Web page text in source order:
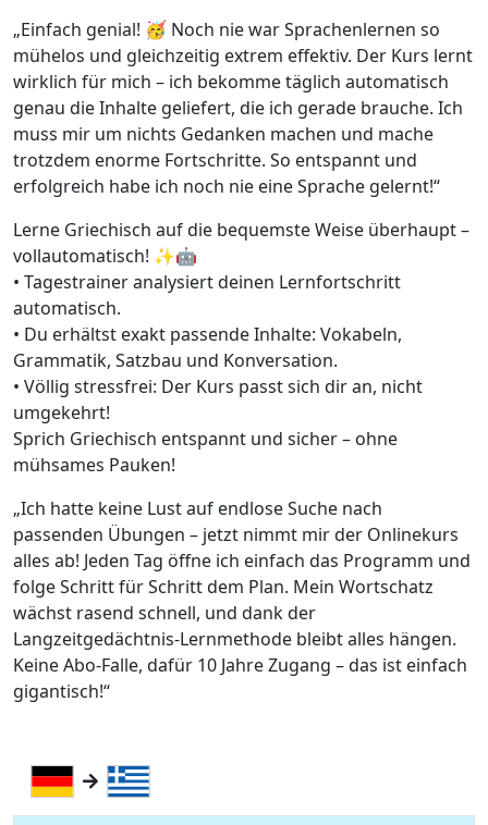
„Einfach genial! 🥳 Noch nie war Sprachenlernen so
mühelos und gleichzeitig extrem effektiv. Der Kurs lernt
wirklich für mich – ich bekomme täglich automatisch
genau die Inhalte geliefert, die ich gerade brauche. Ich
muss mir um nichts Gedanken machen und mache
trotzdem enorme Fortschritte. So entspannt und
erfolgreich habe ich noch nie eine Sprache gelernt!“
Lerne Griechisch auf die bequemste Weise überhaupt –
vollautomatisch! ✨🤖
• Tagestrainer analysiert deinen Lernfortschritt
automatisch.
• Du erhältst exakt passende Inhalte: Vokabeln,
Grammatik, Satzbau und Konversation.
• Völlig stressfrei: Der Kurs passt sich dir an, nicht
umgekehrt!
Sprich Griechisch entspannt und sicher – ohne
mühsames Pauken!
„Ich hatte keine Lust auf endlose Suche nach
passenden Übungen – jetzt nimmt mir der Onlinekurs
alles ab! Jeden Tag öffne ich einfach das Programm und
folge Schritt für Schritt dem Plan. Mein Wortschatz
wächst rasend schnell, und dank der
Langzeitgedächtnis-Lernmethode bleibt alles hängen.
Keine Abo-Falle, dafür 10 Jahre Zugang – das ist einfach
gigantisch!“